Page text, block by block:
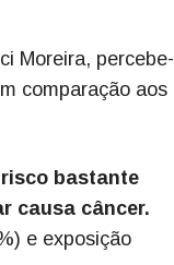
Moreira, percebe-
comparação aos
bastante
causa câncer.
e exposição